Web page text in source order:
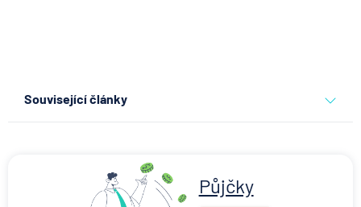
Související články
6.8.2026 Daně
Půjčky